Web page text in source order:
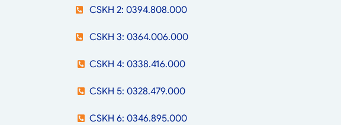
CSKH 2: 0394.808.000
CSKH 3: 0364.006.000
CSKH 4: 0338.416.000
CSKH 5: 0328.479.000
CSKH 6: 0346.895.000